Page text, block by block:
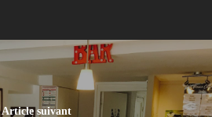
Article suivant